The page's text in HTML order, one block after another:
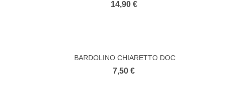
14,90 €
BARDOLINO CHIARETTO DOC
7,50 €